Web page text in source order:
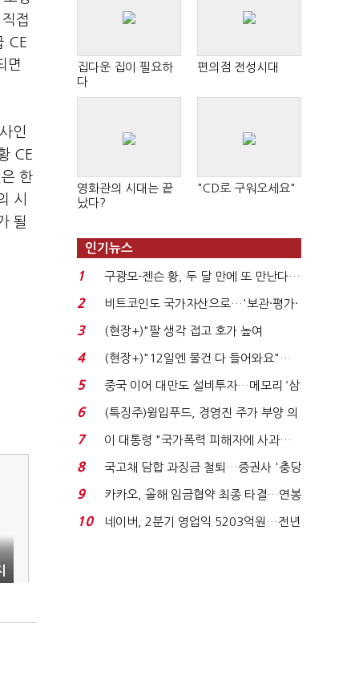
접
CE
면
인
CE
한
시
될
집다운 집이 필요하
다
편의점 전성시대
영화관의 시대는 끝
났다?
"CD로 구워오세요"
인기뉴스
1
구광모-젠슨 황, 두 달 만에 또 만난다…
로봇·AI 등 논...
2
비트코인도 국가자산으로…'보관·평가·
처분' 기준은 ...
3
(현장+)"팔 생각 접고 호가 높여
요"…'덜 똘똘한 한 채' 20...
4
(현장+)"12일엔 물건 다 들어와요"…
빈 매대 채우며 문 연 ...
5
중국 이어 대만도 설비투자…메모리 ‘삼
국전쟁’
6
(특징주)윙입푸드, 경영진 주가 부양 의
지에 상한가...
7
이 대통령 "국가폭력 피해자에 사과…
적극적 조사로 진...
8
국고채 담합 과징금 철퇴…증권사 '충당
금 폭탄' 우려...
9
카카오, 올해 임금협약 최종 타결…연봉
6.3% 인상·격려...
10
네이버, 2분기 영업익 5203억원…전년